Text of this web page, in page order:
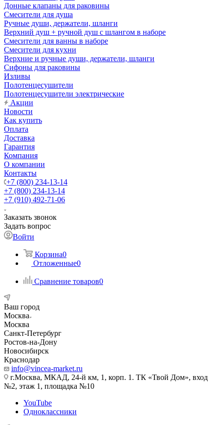
Донные клапаны для раковины
Смесители для душа
Ручные души, держатели, шланги
Верхний душ + ручной душ с шлангом в наборе
Смесители для ванны в наборе
Смесители для кухни
Верхние и ручные души, держатели, шланги
Сифоны для раковины
Изливы
Полотенцесушители
Полотенцесушители электрические
Акции
Новости
Как купить
Оплата
Доставка
Гарантия
Компания
О компании
Контакты
+7 (800) 234-13-14
+7 (800) 234-13-14
+7 (910) 492-71-06
Заказать звонок
Задать вопрос
Войти
Корзина0
Отложенные0
Сравнение товаров0
Ваш город
Москва
Москва
Санкт-Петербург
Ростов-на-Дону
Новосибирск
Краснодар
info@vincea-market.ru
г.Москва, МКАД, 24-й км, 1, корп. 1. ТК «Твой Дом», вход
№2, этаж 1, площадка №10
YouTube
Одноклассники